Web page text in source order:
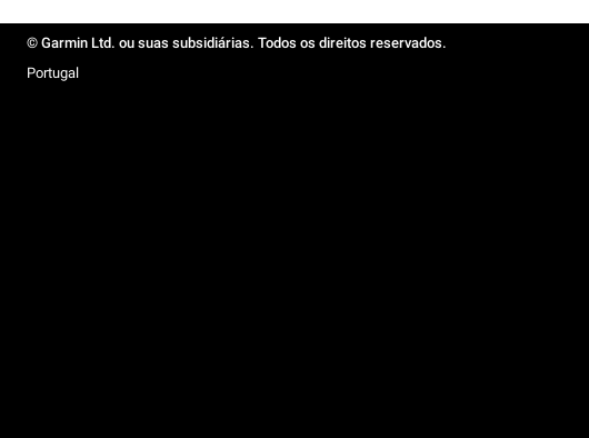
© Garmin Ltd. ou suas subsidiárias. Todos os direitos reservados.
Portugal